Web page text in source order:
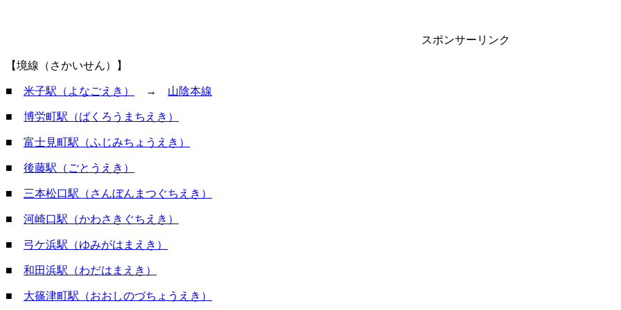
スポンサーリンク
【境線（さかいせん）】
■ 米子駅（よなごえき） → 山陰本線
■ 博労町駅（ばくろうまちえき）
■ 富士見町駅（ふじみちょうえき）
■ 後藤駅（ごとうえき）
■ 三本松口駅（さんぼんまつぐちえき）
■ 河崎口駅（かわさきぐちえき）
■ 弓ケ浜駅（ゆみがはまえき）
■ 和田浜駅（わだはまえき）
■ 大篠津町駅（おおしのづちょうえき）